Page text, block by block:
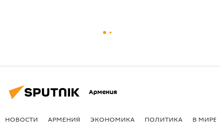
Армения
НОВОСТИ АРМЕНИЯ ЭКОНОМИКА ПОЛИТИКА В МИРЕ